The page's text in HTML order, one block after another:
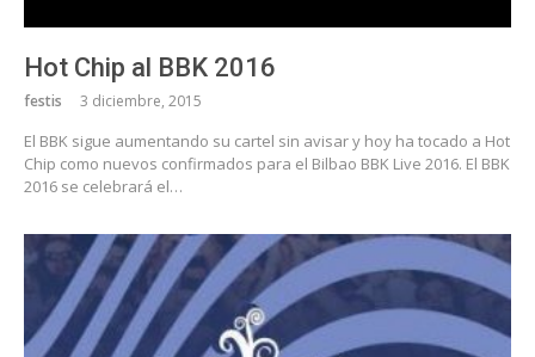
Hot Chip al BBK 2016
festis 3 diciembre, 2015
El BBK sigue aumentando su cartel sin avisar y hoy ha tocado a Hot
Chip como nuevos confirmados para el Bilbao BBK Live 2016. El BBK
2016 se celebrará el…